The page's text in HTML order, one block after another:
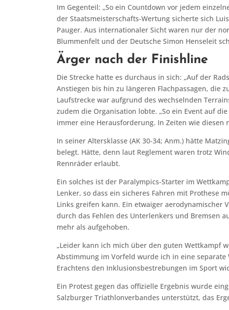
Im Gegenteil: „So ein Countdown vor jedem
der Staatsmeisterschafts-Wertung sicherte sich
Pauger. Aus internationaler Sicht waren nur der
Blummenfelt und der Deutsche Simon Henseleit
Ärger nach der Finishline
Die Strecke hatte es durchaus in sich: „Auf der
Anstiegen bis hin zu längeren Flachpassagen, die
Laufstrecke war aufgrund des wechselnden
zudem die Organisation lobte. „So ein Event auf
immer eine Herausforderung. In Zeiten wie diesen
In seiner Altersklasse (AK 30-34; Anm.) hätte
belegt. Hätte, denn laut Reglement waren trotz
Rennräder erlaubt.
Ein solches ist der Paralympics-Starter im
Lenker, so dass ein sicheres Fahren mit Prothese
Links greifen kann. Ein etwaiger aerodynamischer
durch das Fehlen des Unterlenkers und Bremsen
mehr als aufgehoben.
„Leider kann ich mich über den guten Wettkampf
Abstimmung im Vorfeld wurde ich in eine separate
Erachtens den Inklusionsbestrebungen im Sport
Ein Protest gegen das offizielle Ergebnis wurde
Salzburger Triathlonverbandes unterstützt, das